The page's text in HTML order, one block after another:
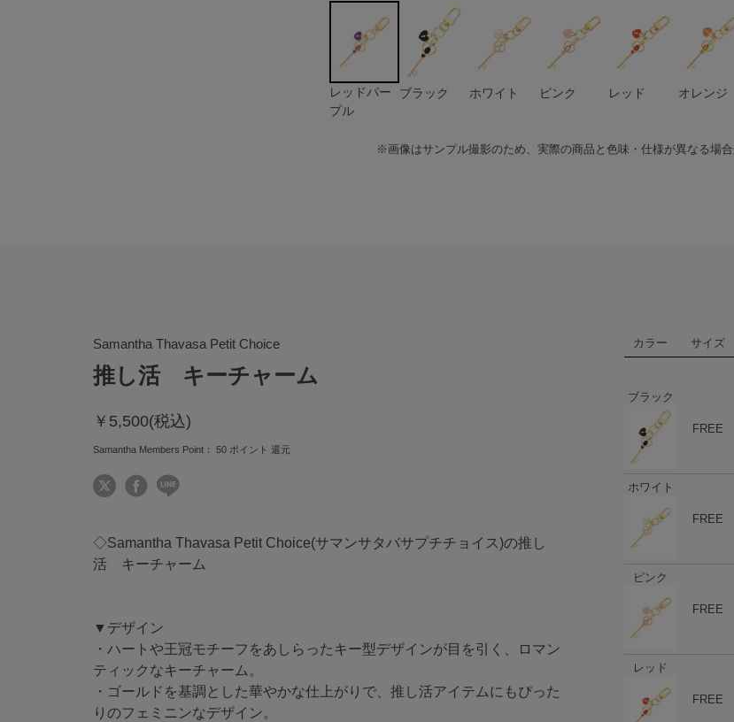
レッドパー
プル
ブラック ホワイト ピンク レッド オレンジ
※画像はサンプル撮影のため、実際の商品と色味・仕様が異なる場合
Samantha Thavasa Petit Choice
推し活 キーチャーム
￥5,500(税込)
Samantha Members Point： 50ポイント 還元
◇Samantha Thavasa Petit Choice(サマンサタバサプチチョイス)の推し
活 キーチャーム
▼デザイン
・ハートや王冠モチーフをあしらったキー型デザインが目を引く、ロマン
ティックなキーチャーム。
・ゴールドを基調とした華やかな仕上がりで、推し活アイテムにもぴった
りのフェミニンなデザイン。
カラー サイズ
ブラック
FREE
商品在庫
ホワイト
FREE
商品在庫
ピンク
FREE
商品在庫
レッド
FREE
ハート 商品在庫